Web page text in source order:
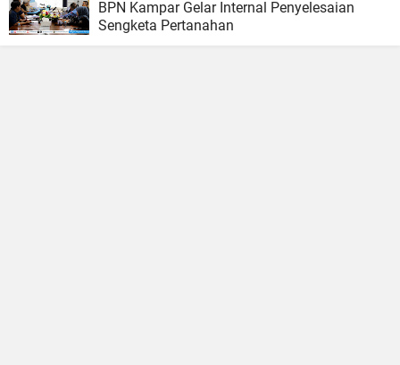
BPN Kampar Gelar Internal Penyelesaian
Sengketa Pertanahan